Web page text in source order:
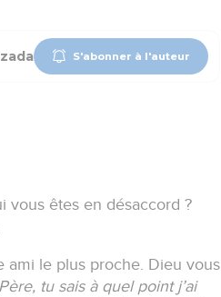
S'abonner à l'auteur
vous êtes en désaccord ?
ami le plus proche. Dieu vous
tu sais à quel point j’ai